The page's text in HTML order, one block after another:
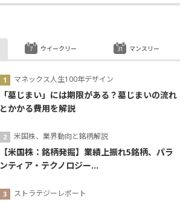
マネックス人生100年デザイン
「墓じまい」には期限がある？墓じまいの流れ
とかかる費用を解説
米国株、業界動向と銘柄解説
【米国株：銘柄発掘】業績上振れ5銘柄、パラ
ンティア・テクノロジー...
ストラテジーレポート
ウイークリー マンスリー